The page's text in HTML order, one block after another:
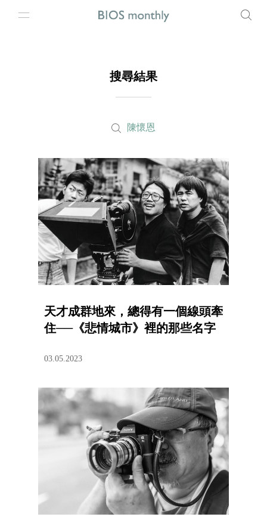
搜尋結果
陳懷恩
天才成群地來，總得有一個線頭牽
住──《悲情城市》裡的那些名字
03.05.2023